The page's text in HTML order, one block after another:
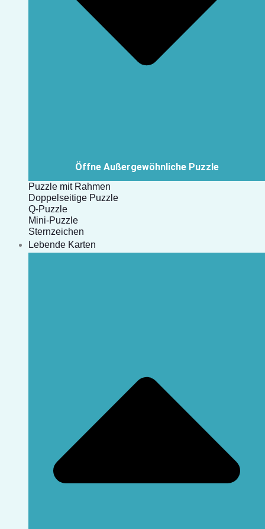
Öffne Außergewöhnliche Puzzle
Puzzle mit Rahmen
Doppelseitige Puzzle
Q-Puzzle
Mini-Puzzle
Sternzeichen
Lebende Karten